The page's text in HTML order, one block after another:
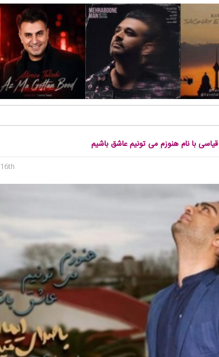
با نام هنوزم می تونیم عاشق باشیم
16th می 2015